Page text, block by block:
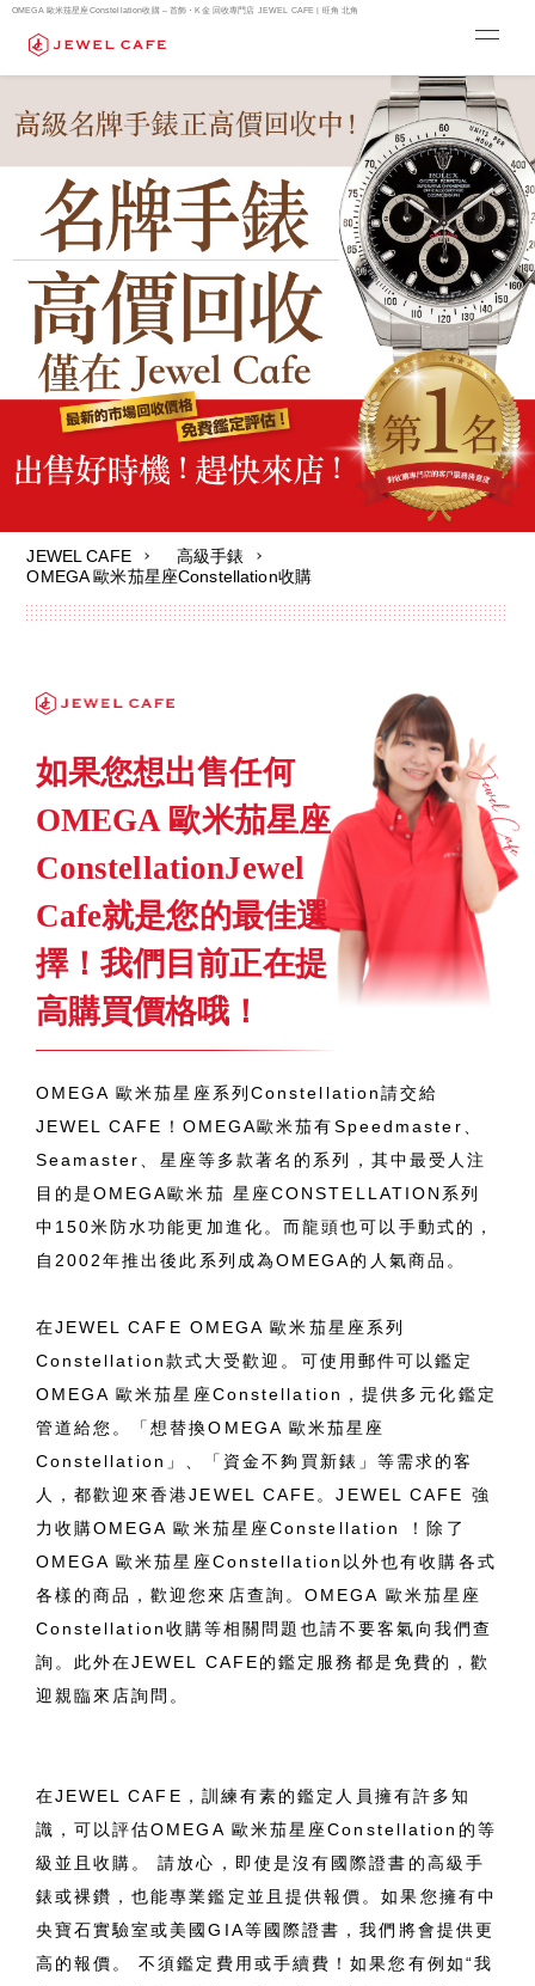
OMEGA 歐米茄星座Constellation收購 – 首飾・K金 回收專門店 JEWEL CAFE | 旺角 北角
JEWEL CAFE
高級手錶
OMEGA 歐米茄星座Constellation收購
如果您想出售任何
OMEGA 歐米茄星座
ConstellationJewel
Cafe就是您的最佳選
擇！我們目前正在提
高購買價格哦！
OMEGA 歐米茄星座系列Constellation請交給
JEWEL CAFE！OMEGA歐米茄有Speedmaster、
Seamaster、星座等多款著名的系列，其中最受人注
目的是OMEGA歐米茄 星座CONSTELLATION系列
中150米防水功能更加進化。而龍頭也可以手動式的，
自2002年推出後此系列成為OMEGA的人氣商品。
在JEWEL CAFE OMEGA 歐米茄星座系列
Constellation款式大受歡迎。可使用郵件可以鑑定
OMEGA 歐米茄星座Constellation，提供多元化鑑定
管道給您。「想替換OMEGA 歐米茄星座
Constellation」、「資金不夠買新錶」等需求的客
人，都歡迎來香港JEWEL CAFE。JEWEL CAFE 強
力收購OMEGA 歐米茄星座Constellation ！除了
OMEGA 歐米茄星座Constellation以外也有收購各式
各樣的商品，歡迎您來店查詢。OMEGA 歐米茄星座
Constellation收購等相關問題也請不要客氣向我們查
詢。此外在JEWEL CAFE的鑑定服務都是免費的，歡
迎親臨來店詢問。
在JEWEL CAFE，訓練有素的鑑定人員擁有許多知
識，可以評估OMEGA 歐米茄星座Constellation的等
級並且收購。 請放心，即使是沒有國際證書的高級手
錶或裸鑽，也能專業鑑定並且提供報價。如果您擁有中
央寶石實驗室或美國GIA等國際證書，我們將會提供更
高的報價。 不須鑑定費用或手續費！如果您有例如“我